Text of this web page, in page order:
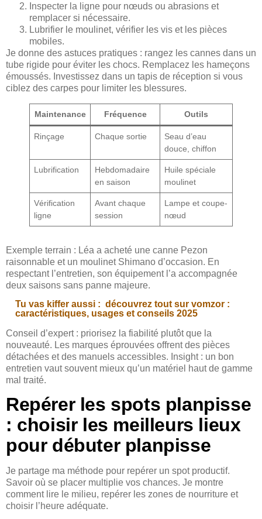
Inspecter la ligne pour nœuds ou abrasions et
remplacer si nécessaire.
Lubrifier le moulinet, vérifier les vis et les pièces
mobiles.
Je donne des astuces pratiques : rangez les cannes dans un
tube rigide pour éviter les chocs. Remplacez les hameçons
émoussés. Investissez dans un tapis de réception si vous
ciblez des carpes pour limiter les blessures.
Maintenance Fréquence Outils
Rinçage Chaque sortie
Seau d’eau
douce, chiffon
Lubrification
Hebdomadaire
en saison
Huile spéciale
moulinet
Vérification
ligne
Avant chaque
session
Lampe et coupe-
nœud
Exemple terrain : Léa a acheté une canne Pezon
raisonnable et un moulinet Shimano d’occasion. En
respectant l’entretien, son équipement l’a accompagnée
deux saisons sans panne majeure.
Tu vas kiffer aussi : découvrez tout sur vomzor :
caractéristiques, usages et conseils 2025
Conseil d’expert : priorisez la fiabilité plutôt que la
nouveauté. Les marques éprouvées offrent des pièces
détachées et des manuels accessibles. Insight : un bon
entretien vaut souvent mieux qu’un matériel haut de gamme
mal traité.
Repérer les spots planpisse
: choisir les meilleurs lieux
pour débuter planpisse
Je partage ma méthode pour repérer un spot productif.
Savoir où se placer multiplie vos chances. Je montre
comment lire le milieu, repérer les zones de nourriture et
choisir l’heure adéquate.